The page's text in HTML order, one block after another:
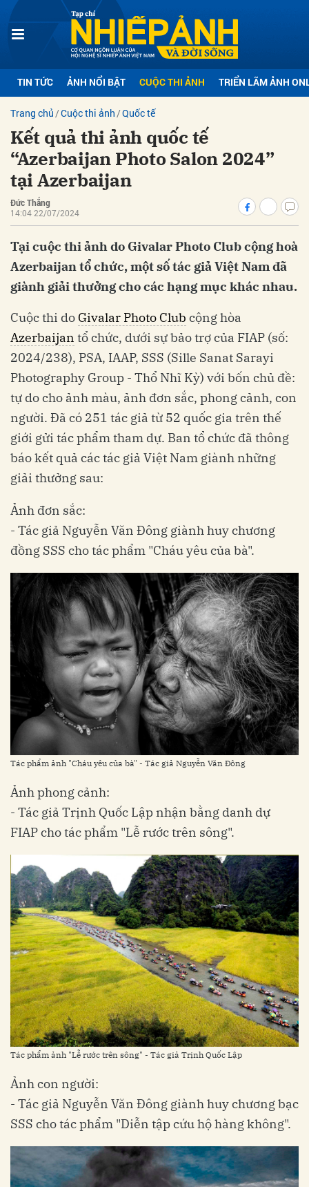
TIN TỨC ẢNH NỔI BẬT CUỘC THI ẢNH TRIỂN LÃM ẢNH
Trang chủ Cuộc thi ảnh Quốc tế
Kết quả thi ảnh quốc tế
“Azerbaijan Photo Salon 2024”
tại Azerbaijan
Đức Thắng
14:04 22/07/2024
Tại cuộc thi ảnh do Givalar Photo Club cộng hoà
Azerbaijan tổ chức, một số tác giả Việt Nam đã
giành giải thưởng cho các hạng mục khác nhau.
Cuộc thi do Givalar Photo Club cộng hòa
Azerbaijan tổ chức, dưới sự bảo trợ của FIAP (số:
2024/238), PSA, IAAP, SSS (Sille Sanat Sarayi
Photography Group - Thổ Nhĩ Kỳ) với bốn chủ đề:
tự do cho ảnh màu, ảnh đơn sắc, phong cảnh, con
người. Đã có 251 tác giả từ 52 quốc gia trên thế
giới gửi tác phẩm tham dự. Ban tổ chức đã thông
báo kết quả các tác giả Việt Nam giành những
giải thưởng sau:
Ảnh đơn sắc:
- Tác giả Nguyễn Văn Đông giành huy chương
đồng SSS cho tác phẩm "Cháu yêu của bà".
Tác phẩm ảnh "Cháu yêu của bà" - Tác giả Nguyễn Văn Đông
Ảnh phong cảnh:
- Tác giả Trịnh Quốc Lập nhận bằng danh dự
FIAP cho tác phẩm "Lễ rước trên sông".
Tác phẩm ảnh "Lễ rước trên sông" - Tác giả Trịnh Quốc Lập
Ảnh con người:
- Tác giả Nguyễn Văn Đông giành huy chương bạc
SSS cho tác phẩm "Diễn tập cứu hộ hàng không".
luận
Hủy